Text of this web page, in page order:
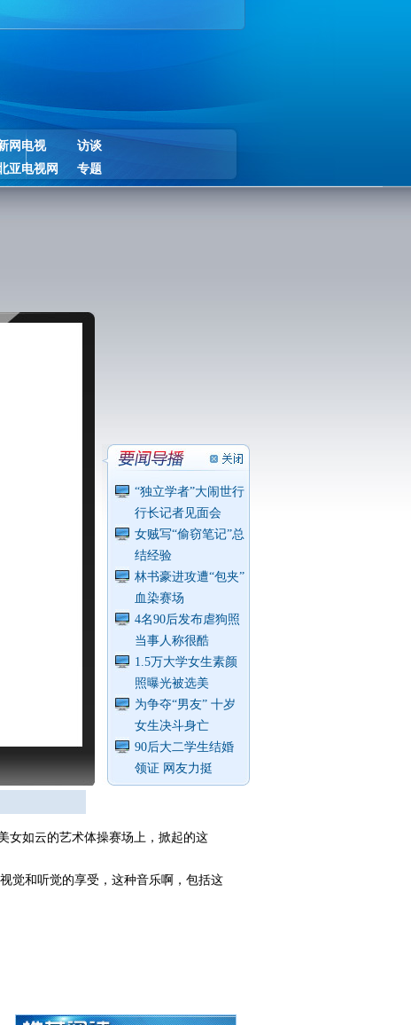
网电视
访谈
亚电视网
专题
“独立学者”大闹世行
行长记者见面会
女贼写“偷窃笔记”总
结经验
林书豪进攻遭“包夹”
血染赛场
4名90后发布虐狗照
当事人称很酷
1.5万大学女生素颜
照曝光被选美
为争夺“男友” 十岁
女生决斗身亡
90后大二学生结婚
领证 网友力挺
如云的艺术体操赛场上，掀起的这
觉和听觉的享受，这种音乐啊，包括这